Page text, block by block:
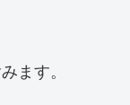
ます。